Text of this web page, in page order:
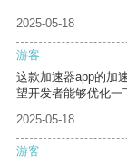
2025-05-18
游客
这款加速器app的加
望开发者能够优化一
2025-05-18
游客